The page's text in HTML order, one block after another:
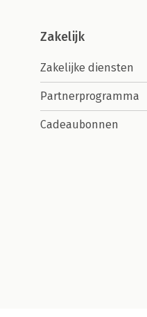
Zakelijk
Zakelijke diensten
Partnerprogramma
Cadeaubonnen